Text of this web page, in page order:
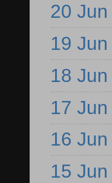
20 Jun
19 Jun
18 Jun
17 Jun
16 Jun
15 Jun